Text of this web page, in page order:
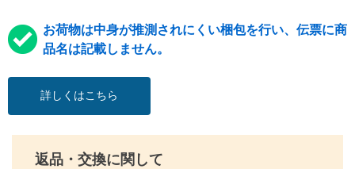
お荷物は中身が推測されにくい梱包を行い、伝票に商
品名は記載しません。
詳しくはこちら
返品・交換に関して